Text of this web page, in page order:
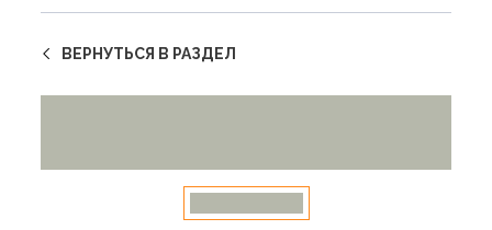
ВЕРНУТЬСЯ В РАЗДЕЛ